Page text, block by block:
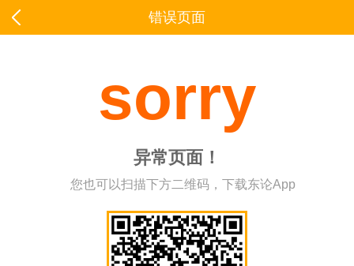
错误页面
sorry
异常页面！
您也可以扫描下方二维码，下载东论App